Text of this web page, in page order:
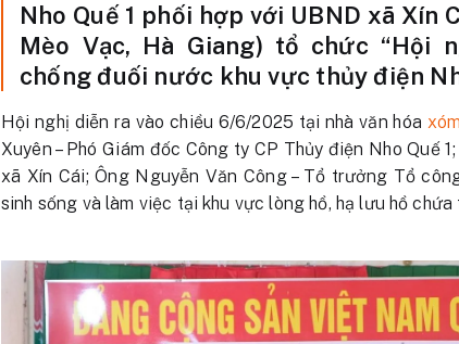
Nho Quế 1 phối hợp với UBND xã Xín
Mèo Vạc, Hà Giang) tổ chức “Hội
chống đuối nước khu vực thủy điện
Hội nghị diễn ra vào chiều 6/6/2025 tại nhà văn hóa
Xuyên – Phó Giám đốc Công ty CP Thủy điện Nho Quế
xã Xín Cái; Ông Nguyễn Văn Công – Tổ trưởng Tổ
sinh sống và làm việc tại khu vực lòng hồ, hạ lưu hồ chứa